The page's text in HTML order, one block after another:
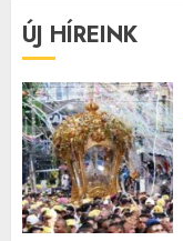
ÚJ HÍREINK